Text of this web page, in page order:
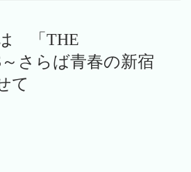
「THE
～さらば青春の新宿
て